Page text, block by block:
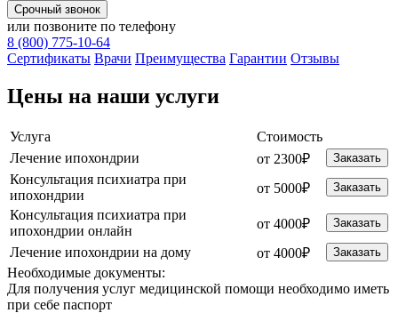
Срочный звонок
или позвоните по телефону
8 (800) 775-10-64
Cертификаты Врачи Преимущества Гарантии Отзывы
Цены на наши услуги
Услуга
Стоимость
Лечение ипохондрии
от 2300₽ Заказать
Консультация психиатра при
ипохондрии
от 5000₽ Заказать
Консультация психиатра при
ипохондрии онлайн
от 4000₽ Заказать
Лечение ипохондрии на дому от 4000₽ Заказать
Необходимые документы:
Для получения услуг медицинской помощи необходимо иметь
при себе паспорт